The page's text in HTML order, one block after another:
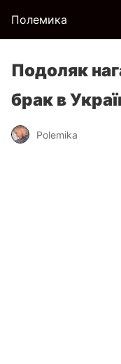
Полемика
Подоляк
брак в
Polemika